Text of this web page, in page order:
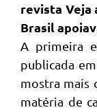
revista Veja
Brasil
A primeira
publicada
mostra mais
matéria de